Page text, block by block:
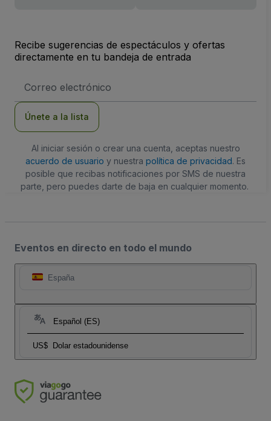
Recibe sugerencias de espectáculos y ofertas
directamente en tu bandeja de entrada
de
Únete a la lista
Al iniciar sesión o crear una cuenta, aceptas nuestro
acuerdo de usuario y nuestra política de privacidad. Es
posible que recibas notificaciones por SMS de nuestra
parte, pero puedes darte de baja en cualquier momento.
Eventos en directo en todo el mundo
España
Español (ES)
US$ Dolar estadounidense